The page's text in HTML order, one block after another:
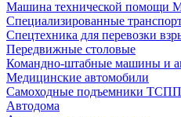
Машина технической помощи
Специализированные
Спецтехника для перевозки
Передвижные столовые
Командно-штабные машины и
Медицинские автомобили
Самоходные подъемники
Автодома